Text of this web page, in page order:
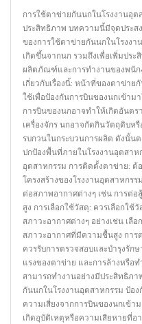
การใช้ตาข่ายกันนกในโรงงานอุต
ประสิทธิภาพ บทความนี้มีจุดประส
ของการใช้ตาข่ายกันนกในโรงงา
เกิดขึ้นจากนก รวมถึงเพื่อเพิ่มปร
ผลิตภัณฑ์และการทำงานของพนัก
เกี่ยวกับเรื่องนี้: หน้าที่ของตาข่า
ใช้เพื่อป้องกันการบินของนกเข้าม
การบินของนกอาจทำให้เกิดอันต
เครื่องจักร นกอาจกัดกินวัตถุดิบห
รบกวนในกระบวนการผลิต ดังนั้น
ปกป้องพื้นที่ภายในโรงงานอุตสา
อุตสาหกรรม การติดตั้งตาข่าย:
โครงสร้างของโรงงานอุตสาหก
ต่อสภาพอากาศต่างๆ เช่น การต่
สูง การเลือกใช้วัสดุ: ควรเลือกใ
สภาวะอากาศต่างๆ อย่างเช่น เ
สภาวะอากาศที่มีความชื้นสูง การ
ควรรับการตรวจสอบและบำรุงรัก
แรงของตาข่าย และการล้างหรือ
สามารถทำงานอย่างมีประสิทธิภ
กันนกในโรงงานอุตสาหกรรม ป้อ
ความเสี่ยงจากการบินของนกเข้
เกิดอุบัติเหตุหรือความเสียหายที่อ